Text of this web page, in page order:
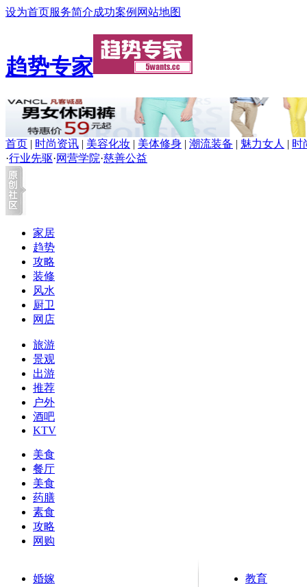
设为首页服务简介成功案例 网站地图
趋势专家
首页 | 时尚资讯 | 美容化妆 | 美体修身 | 潮流装备 | 魅力女人 | 时
·行业先驱·网营学院·慈善公益
家居
趋势
攻略
装修
风水
厨卫
网店
旅游
景观
出游
推荐
户外
酒吧
KTV
美食
餐厅
美食
药膳
素食
攻略
网购
婚嫁
教育